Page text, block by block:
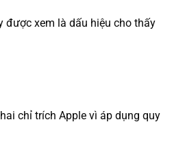
được xem là dấu hiệu cho thấy
chỉ trích Apple vì áp dụng quy